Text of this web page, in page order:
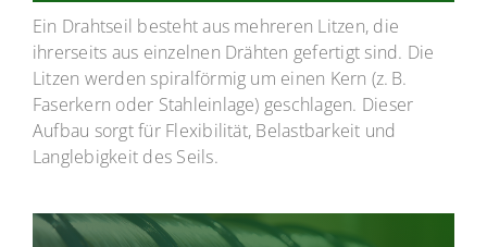
Ein Drahtseil besteht aus mehreren Litzen, die
ihrerseits aus einzelnen Drähten gefertigt sind. Die
Litzen werden spiralförmig um einen Kern (z. B.
Faserkern oder Stahleinlage) geschlagen. Dieser
Aufbau sorgt für Flexibilität, Belastbarkeit und
Langlebigkeit des Seils.